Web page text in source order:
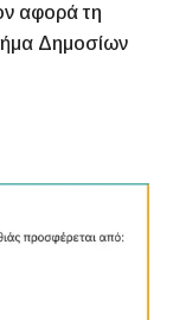
αφορά τη
Δημοσίων